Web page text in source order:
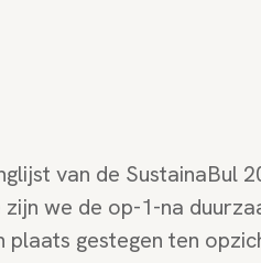
van de SustainaBul
zijn we de op-1-na
plaats gestegen ten